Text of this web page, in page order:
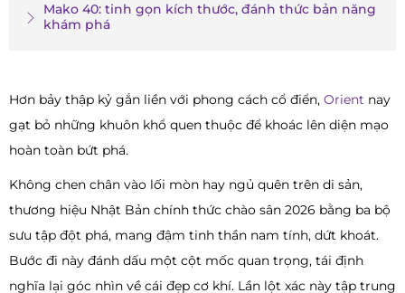
Mako 40: tinh gọn kích thước, đánh thức bản năng
khám phá
Hơn bảy thập kỷ gắn liền với phong cách cổ điển, Orient nay
gạt bỏ những khuôn khổ quen thuộc để khoác lên diện mạo
hoàn toàn bứt phá.
Không chen chân vào lối mòn hay ngủ quên trên di sản,
thương hiệu Nhật Bản chính thức chào sân 2026 bằng ba bộ
sưu tập đột phá, mang đậm tinh thần nam tính, dứt khoát.
Bước đi này đánh dấu một cột mốc quan trọng, tái định
nghĩa lại góc nhìn về cái đẹp cơ khí. Lần lột xác này tập trung